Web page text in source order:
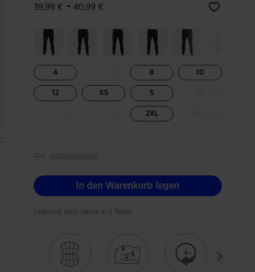
39,99 € - 40,99 €
4 8 10
12 XS S
2XL
grössenberater
In den Warenkorb legen
Lieferung nach Hause in 6 Tagen